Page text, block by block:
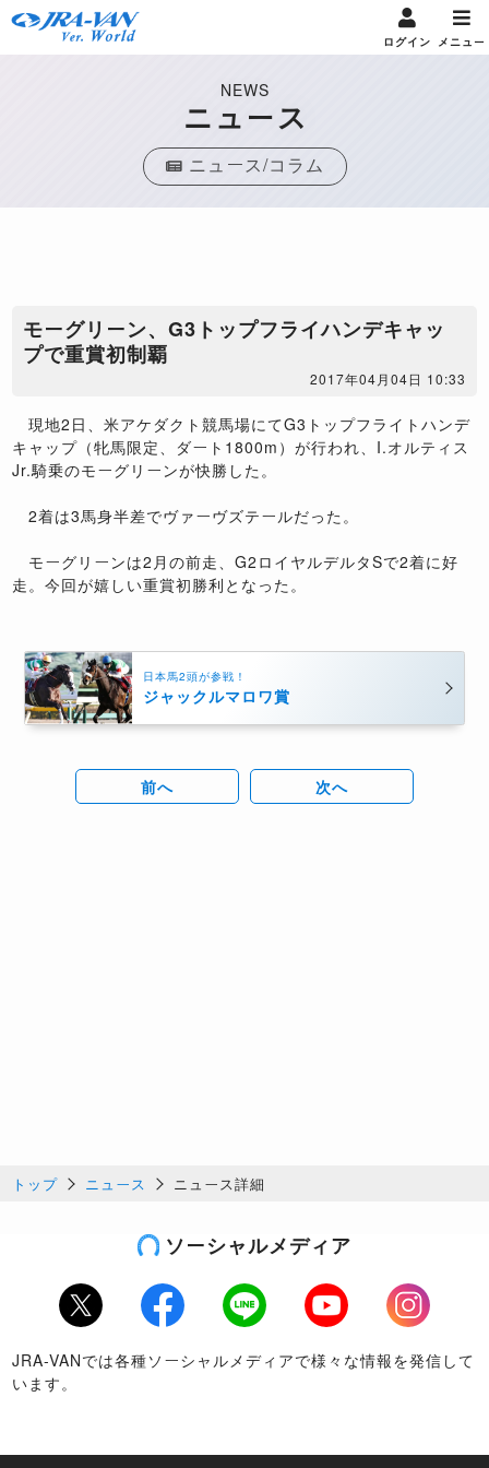
ログイン メニュー
NEWS
ニュース
ニュース/コラム
モーグリーン、G3トップフライハンデキャッ
プで重賞初制覇
2017年04月04日 10:33
現地2日、米アケダクト競馬場にてG3トップフライトハンデ
キャップ（牝馬限定、ダート1800m）が行われ、I.オルティス
Jr.騎乗のモーグリーンが快勝した。
2着は3馬身半差でヴァーヴズテールだった。
モーグリーンは2月の前走、G2ロイヤルデルタSで2着に好
走。今回が嬉しい重賞初勝利となった。
日本馬2頭が参戦！
ジャックルマロワ賞
前へ 次へ
トップ ニュース ニュース詳細
ソーシャルメディア
Twitter Facebook LINE Youtube
Instagram
JRA-VANでは各種ソーシャルメディアで様々な情報を発信して
います。